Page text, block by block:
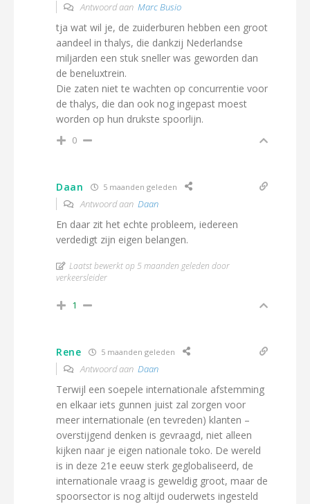
Antwoord aan Marc Busio
tja wat wil je, de zuiderburen hebben een groot
aandeel in thalys, die dankzij Nederlandse
miljarden een stuk sneller was geworden dan
de beneluxtrein.
Die zaten niet te wachten op concurrentie voor
de thalys, die dan ook nog ingepast moest
worden op hun drukste spoorlijn.
0
Daan 5 maanden geleden
Antwoord aan Daan
En daar zit het echte probleem, iedereen
verdedigt zijn eigen belangen.
Laatst bewerkt op 5 maanden geleden door
verkeersleider
1
Rene 5 maanden geleden
Antwoord aan Daan
Terwijl een soepele internationale afstemming
en elkaar iets gunnen juist zal zorgen voor
meer internationale (en tevreden) klanten –
overstijgend denken is gevraagd, niet alleen
kijken naar je eigen nationale toko. De wereld
is in deze 21e eeuw sterk geglobaliseerd, de
internationale vraag is geweldig groot, maar de
spoorsector is nog altijd ouderwets ingesteld